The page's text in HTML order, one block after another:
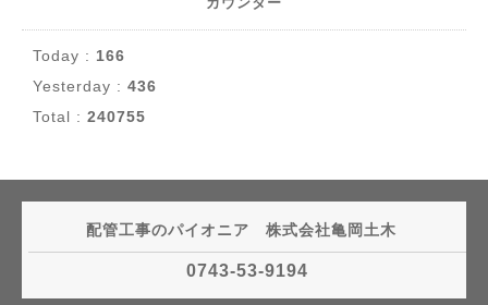
Today : 166
Yesterday : 436
Total : 240755
配管工事のパイオニア 株式会社亀岡土木
0743-53-9194